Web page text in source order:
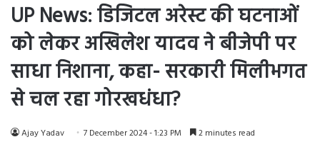
UP News: डिजिटल अरेस्ट की घटनाओं
को लेकर अखिलेश यादव ने बीजेपी पर
साधा निशाना, कहा- सरकारी मिलीभगत
से चल रहा गोरखधंधा?
Ajay Yadav 7 December 2024 - 1:23 PM 2 minutes read